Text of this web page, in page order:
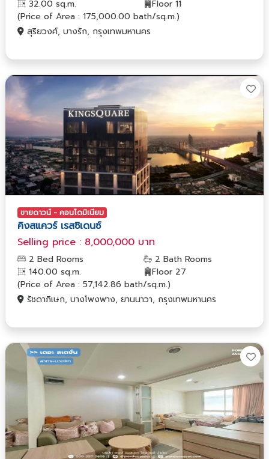
32.00 sq.m.
Floor 11
(Price of Area : 175,000.00 bath/sq.m.)
สุริยวงศ์, บางรัก, กรุงเทพมหานคร
ขายดาวน์ - คอนโดมิเนียม
คิงสแควร์ เรสซิเดนซ์
Selling price : 8,000,000 บาท
2 Bed Rooms
2 Bath Rooms
140.00 sq.m.
Floor 27
(Price of Area : 57,142.86 bath/sq.m.)
รัชดาภิเษก, บางโพงพาง, ยานนาวา, กรุงเทพมหานคร